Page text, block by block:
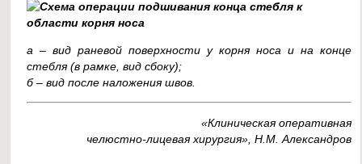
а – вид раневой поверхности у корня носа и на конце
стебля (в рамке, вид сбоку);
б – вид после наложения швов.
«Клиническая оперативная
челюстно-лицевая хирургия», Н.М. Александров